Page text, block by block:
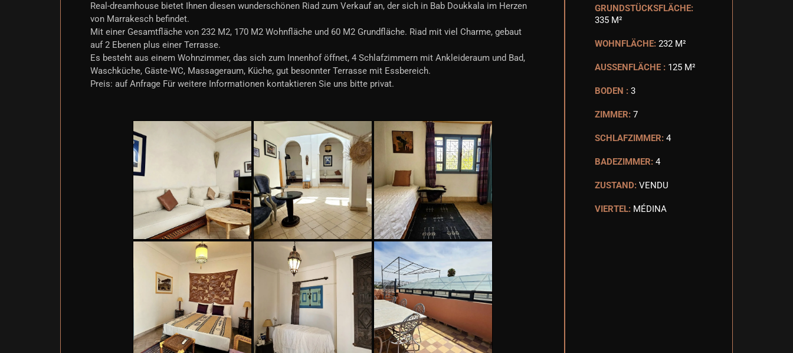
Real-dreamhouse bietet Ihnen diesen wunderschönen Riad zum Verkauf an, der sich in Bab Doukkala im Herzen
von Marrakesch befindet.
Mit einer Gesamtfläche von 232 M2, 170 M2 Wohnfläche und 60 M2 Grundfläche. Riad mit viel Charme, gebaut
auf 2 Ebenen plus einer Terrasse.
Es besteht aus einem Wohnzimmer, das sich zum Innenhof öffnet, 4 Schlafzimmern mit Ankleideraum und Bad,
Waschküche, Gäste-WC, Massageraum, Küche, gut besonnter Terrasse mit Essbereich.
Preis: auf Anfrage Für weitere Informationen kontaktieren Sie uns bitte privat.
GRUNDSTÜCKSFLÄCHE:
335 M²
WOHNFLÄCHE: 232 M²
AUSSENFLÄCHE : 125 M²
BODEN : 3
ZIMMER: 7
SCHLAFZIMMER: 4
BADEZIMMER: 4
ZUSTAND: VENDU
VIERTEL: MÉDINA